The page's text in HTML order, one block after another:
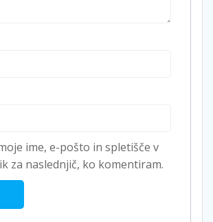
ime, e-pošto in spletišče v
za naslednjič, ko komentiram.